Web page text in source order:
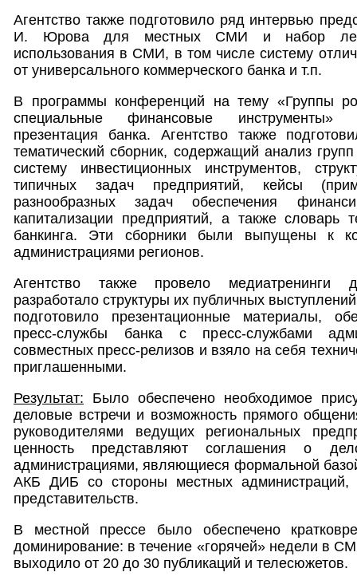
Агентство также подготовило ряд интервью
И. Юрова для местных СМИ и набор
использования в СМИ, в том числе систему
от универсального коммерческого банка и т.п.
В программы конференций на тему «Группы
специальные финансовые инструменты»
презентация банка. Агентство также
тематический сборник, содержащий анализ
систему инвестиционных инструментов,
типичных задач предприятий, кейсы
разнообразных задач обеспечения
капитализации предприятий, а также словарь
банкинга. Эти сборники были выпущены к
администрациями регионов.
Агентство также провело медиатренинги
разработало структуры их публичных
подготовило презентационные материалы,
пресс-службы банка с пресс-службами
совместных пресс-релизов и взяло на себя
приглашенными.
Результат: Было обеспечено необходимое
деловые встречи и возможность прямого
руководителями ведущих региональных
ценность представляют соглашения о
администрациями, являющиеся формальной
АКБ ДИБ со стороны местных администраций,
представительств.
В местной прессе было обеспечено
доминирование: в течение «горячей» недели в
выходило от 20 до 30 публикаций и телесюжетов.